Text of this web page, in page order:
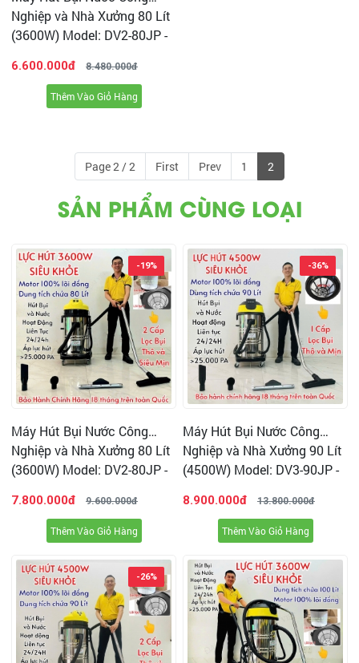
Video hút Bụi trong Khe - Góc trên bề mặt Vật Dụng
và Chi Tiết Máy
Nghiệp và Nhà Xưởng 80 Lít
(3600W) Model: DV2-80JP -
6.600.000đ 8.480.000đ
Thêm Vào Giỏ Hàng
Page 2 / 2 First Prev 1 2
SẢN PHẨM CÙNG LOẠI
Máy Hút Bụi Nước Công
Nghiệp và Nhà Xưởng 80 Lít
(3600W) Model: DV2-80JP -
7.800.000đ 9.600.000đ
-19%
Thêm Vào Giỏ Hàng
Máy Hút Bụi Nước Công
Nghiệp và Nhà Xưởng 90 Lít
(4500W) Model: DV3-90JP -
8.900.000đ 13.800.000đ
-36%
Thêm Vào Giỏ Hàng
-26%